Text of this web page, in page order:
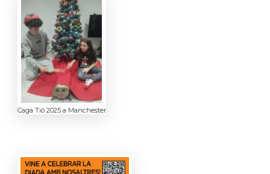
Caga Tió 2025 a Manchester